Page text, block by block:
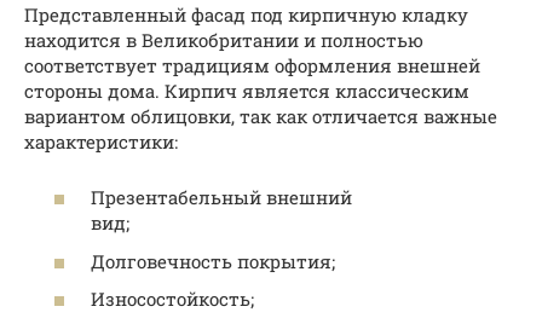
Представленный фасад под кирпичную кладку
находится в Великобритании и полностью
соответствует традициям оформления внешней
стороны дома. Кирпич является классическим
вариантом облицовки, так как отличается важные
характеристики:
Презентабельный внешний
вид;
Долговечность покрытия;
Износостойкость;